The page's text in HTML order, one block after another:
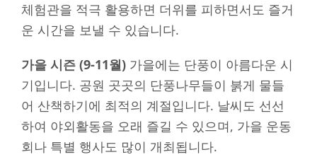
체험관을 적극 활용하면 더위를 피하면서도 즐거
운 시간을 보낼 수 있습니다.
가을 시즌 (9-11월) 가을에는 단풍이 아름다운 시
기입니다. 공원 곳곳의 단풍나무들이 붉게 물들
어 산책하기에 최적의 계절입니다. 날씨도 선선
하여 야외활동을 오래 즐길 수 있으며, 가을 운동
회나 특별 행사도 많이 개최됩니다.